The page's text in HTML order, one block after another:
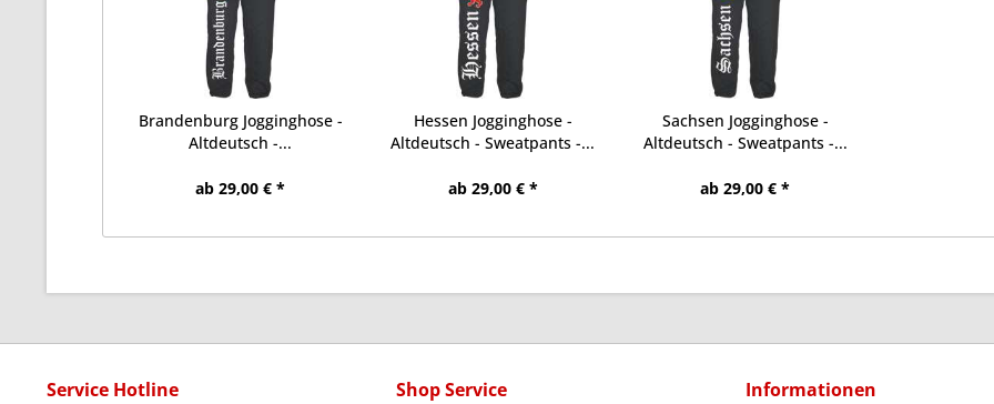
Brandenburg Jogginghose -
Altdeutsch -...
ab 29,00 € *
Hessen Jogginghose -
Altdeutsch - Sweatpants -...
ab 29,00 € *
Sachsen Jogginghose -
Altdeutsch - Sweatpants -...
ab 29,00 € *
Service Hotline Shop Service Informationen